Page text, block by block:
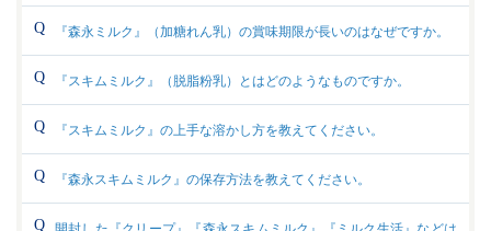
『森永ミルク』（加糖れん乳）の賞味期限が長いのはなぜですか。
『スキムミルク』（脱脂粉乳）とはどのようなものですか。
『スキムミルク』の上手な溶かし方を教えてください。
『森永スキムミルク』の保存方法を教えてください。